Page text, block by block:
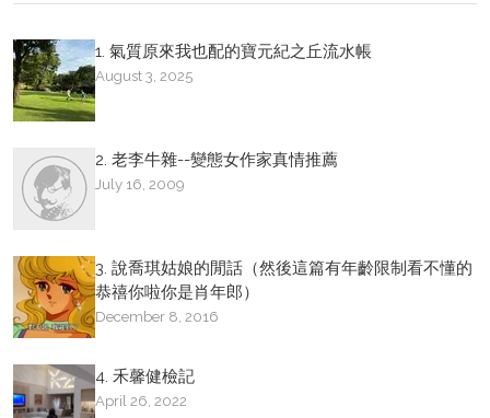
1. 氣質原來我也配的寶元紀之丘流水帳
August 3, 2025
2. 老李牛雜--變態女作家真情推薦
July 16, 2009
3. 說喬琪姑娘的閒話（然後這篇有年齡限制看不懂的
恭禧你啦你是肖年郎）
December 8, 2016
4. 禾馨健檢記
April 26, 2022